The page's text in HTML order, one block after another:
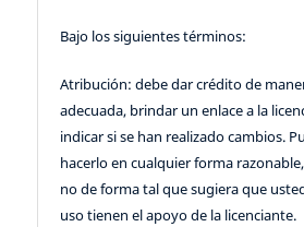
Bajo los siguientes términos:
Atribución: debe dar crédito de
adecuada, brindar un enlace a la
indicar si se han realizado cambios.
hacerlo en cualquier forma
no de forma tal que sugiera que
uso tienen el apoyo de la licenciante.